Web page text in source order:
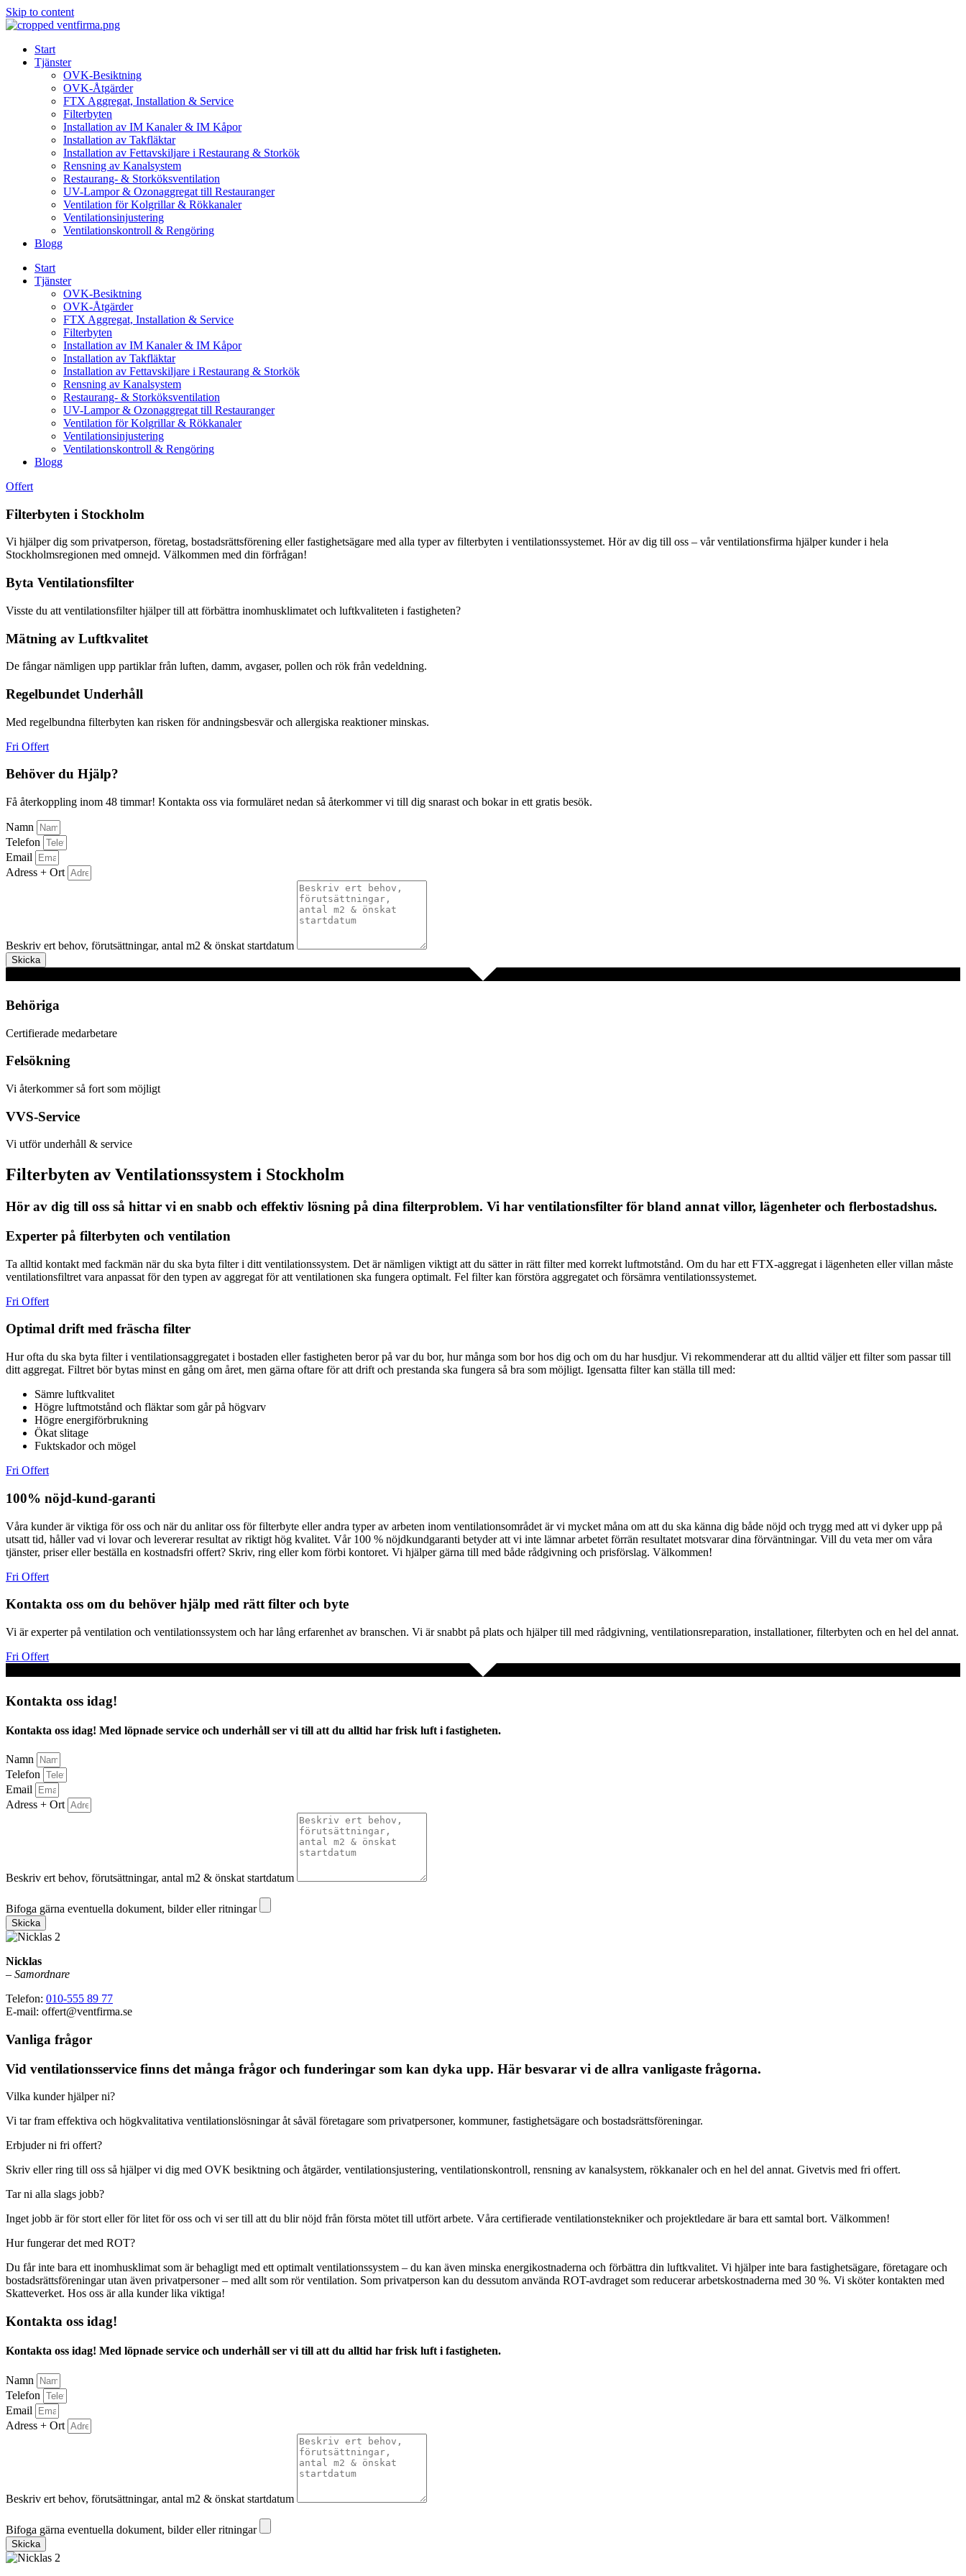
Skip to content
Start
Tjänster
OVK-Besiktning
OVK-Åtgärder
FTX Aggregat, Installation & Service
Filterbyten
Installation av IM Kanaler & IM Kåpor
Installation av Takfläktar
Installation av Fettavskiljare i Restaurang & Storkök
Rensning av Kanalsystem
Restaurang- & Storköksventilation
UV-Lampor & Ozonaggregat till Restauranger
Ventilation för Kolgrillar & Rökkanaler
Ventilationsinjustering
Ventilationskontroll & Rengöring
Blogg
Start
Tjänster
OVK-Besiktning
OVK-Åtgärder
FTX Aggregat, Installation & Service
Filterbyten
Installation av IM Kanaler & IM Kåpor
Installation av Takfläktar
Installation av Fettavskiljare i Restaurang & Storkök
Rensning av Kanalsystem
Restaurang- & Storköksventilation
UV-Lampor & Ozonaggregat till Restauranger
Ventilation för Kolgrillar & Rökkanaler
Ventilationsinjustering
Ventilationskontroll & Rengöring
Blogg
Offert
Filterbyten i Stockholm
Vi hjälper dig som privatperson, företag, bostadsrättsförening eller fastighetsägare med alla typer av filterbyten i ventilationssystemet. Hör av dig till oss – vår ventilationsfirma hjälper kunder i hela
Stockholmsregionen med omnejd. Välkommen med din förfrågan!
Byta Ventilationsfilter
Visste du att ventilationsfilter hjälper till att förbättra inomhusklimatet och luftkvaliteten i fastigheten?
Mätning av Luftkvalitet
De fångar nämligen upp partiklar från luften, damm, avgaser, pollen och rök från vedeldning.
Regelbundet Underhåll
Med regelbundna filterbyten kan risken för andningsbesvär och allergiska reaktioner minskas.
Fri Offert
Behöver du Hjälp?
Få återkoppling inom 48 timmar! Kontakta oss via formuläret nedan så återkommer vi till dig snarast och bokar in ett gratis besök.
Namn
Telefon
Email
Adress + Ort
Beskriv ert behov, förutsättningar, antal m2 & önskat startdatum
Skicka
Behöriga
Certifierade medarbetare
Felsökning
Vi återkommer så fort som möjligt
VVS-Service
Vi utför underhåll & service
Filterbyten av Ventilationssystem i Stockholm
Hör av dig till oss så hittar vi en snabb och effektiv lösning på dina filterproblem. Vi har ventilationsfilter för bland annat villor, lägenheter och flerbostadshus.
Experter på filterbyten och ventilation
Ta alltid kontakt med fackmän när du ska byta filter i ditt ventilationssystem. Det är nämligen viktigt att du sätter in rätt filter med korrekt luftmotstånd. Om du har ett FTX-aggregat i lägenheten eller villan måste
ventilationsfiltret vara anpassat för den typen av aggregat för att ventilationen ska fungera optimalt. Fel filter kan förstöra aggregatet och försämra ventilationssystemet.
Fri Offert
Optimal drift med fräscha filter
Hur ofta du ska byta filter i ventilationsaggregatet i bostaden eller fastigheten beror på var du bor, hur många som bor hos dig och om du har husdjur. Vi rekommenderar att du alltid väljer ett filter som passar till
ditt aggregat. Filtret bör bytas minst en gång om året, men gärna oftare för att drift och prestanda ska fungera så bra som möjligt. Igensatta filter kan ställa till med:
Sämre luftkvalitet
Högre luftmotstånd och fläktar som går på högvarv
Högre energiförbrukning
Ökat slitage
Fuktskador och mögel
Fri Offert
100% nöjd-kund-garanti
Våra kunder är viktiga för oss och när du anlitar oss för filterbyte eller andra typer av arbeten inom ventilationsområdet är vi mycket måna om att du ska känna dig både nöjd och trygg med att vi dyker upp på
utsatt tid, håller vad vi lovar och levererar resultat av riktigt hög kvalitet. Vår 100 % nöjdkundgaranti betyder att vi inte lämnar arbetet förrän resultatet motsvarar dina förväntningar. Vill du veta mer om våra
tjänster, priser eller beställa en kostnadsfri offert? Skriv, ring eller kom förbi kontoret. Vi hjälper gärna till med både rådgivning och prisförslag. Välkommen!
Fri Offert
Kontakta oss om du behöver hjälp med rätt filter och byte
Vi är experter på ventilation och ventilationssystem och har lång erfarenhet av branschen. Vi är snabbt på plats och hjälper till med rådgivning, ventilationsreparation, installationer, filterbyten och en hel del annat.
Fri Offert
Kontakta oss idag!
Kontakta oss idag! Med löpnade service och underhåll ser vi till att du alltid har frisk luft i fastigheten.
Namn
Telefon
Email
Adress + Ort
Beskriv ert behov, förutsättningar, antal m2 & önskat startdatum
Bifoga gärna eventuella dokument, bilder eller ritningar
Skicka
Nicklas
– Samordnare
Telefon: 010-555 89 77
E-mail: offert@ventfirma.se
Vanliga frågor
Vid ventilationsservice finns det många frågor och funderingar som kan dyka upp. Här besvarar vi de allra vanligaste frågorna.
Vilka kunder hjälper ni?
Vi tar fram effektiva och högkvalitativa ventilationslösningar åt såväl företagare som privatpersoner, kommuner, fastighetsägare och bostadsrättsföreningar.
Erbjuder ni fri offert?
Skriv eller ring till oss så hjälper vi dig med OVK besiktning och åtgärder, ventilationsjustering, ventilationskontroll, rensning av kanalsystem, rökkanaler och en hel del annat. Givetvis med fri offert.
Tar ni alla slags jobb?
Inget jobb är för stort eller för litet för oss och vi ser till att du blir nöjd från första mötet till utfört arbete. Våra certifierade ventilationstekniker och projektledare är bara ett samtal bort. Välkommen!
Hur fungerar det med ROT?
Du får inte bara ett inomhusklimat som är behagligt med ett optimalt ventilationssystem – du kan även minska energikostnaderna och förbättra din luftkvalitet. Vi hjälper inte bara fastighetsägare, företagare och
bostadsrättsföreningar utan även privatpersoner – med allt som rör ventilation. Som privatperson kan du dessutom använda ROT-avdraget som reducerar arbetskostnaderna med 30 %. Vi sköter kontakten med
Skatteverket. Hos oss är alla kunder lika viktiga!
Kontakta oss idag!
Kontakta oss idag! Med löpnade service och underhåll ser vi till att du alltid har frisk luft i fastigheten.
Namn
Telefon
Email
Adress + Ort
Beskriv ert behov, förutsättningar, antal m2 & önskat startdatum
Bifoga gärna eventuella dokument, bilder eller ritningar
Skicka